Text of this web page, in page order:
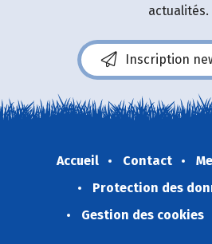
actualités.
Inscription
Accueil Contact
Protection des
Gestion des cookies